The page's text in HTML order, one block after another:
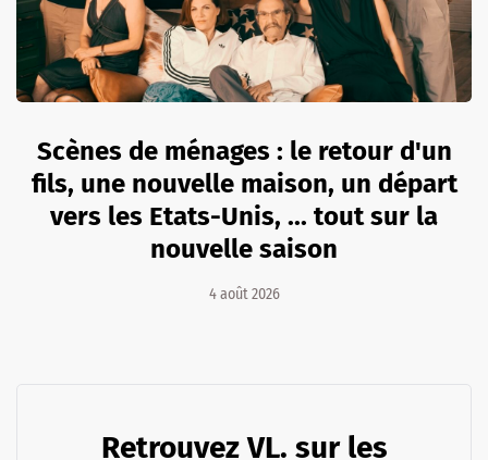
Scènes de ménages : le retour d'un
fils, une nouvelle maison, un départ
vers les Etats-Unis, ... tout sur la
nouvelle saison
4 août 2026
Retrouvez VL. sur les